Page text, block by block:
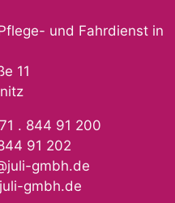
und Fahrdienst in
11
. 844 91 200
91 202
gmbh.de
gmbh.de